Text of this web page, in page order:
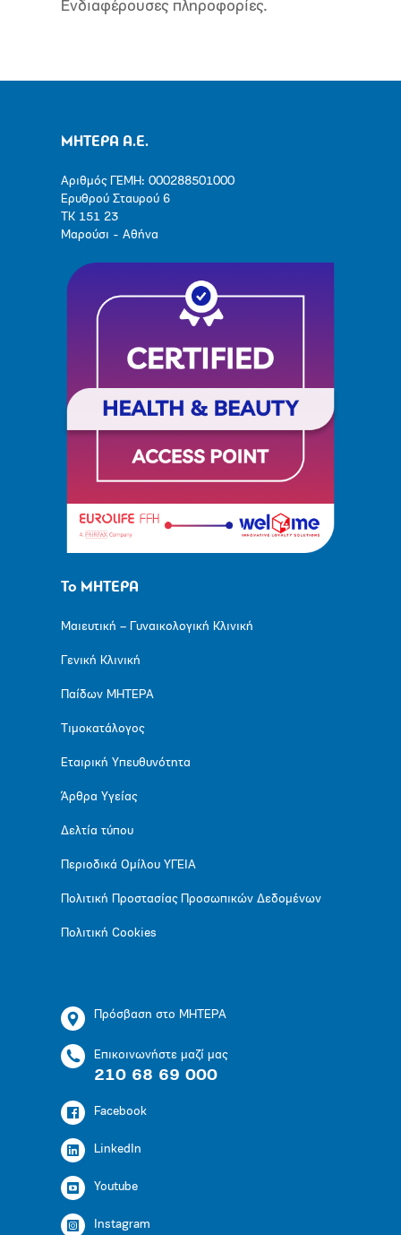
Ενδιαφέρουσες πληροφορίες.
ΜΗΤΕΡΑ Α.Ε.
Αριθμός ΓΕΜΗ: 000288501000
Ερυθρού Σταυρού 6
ΤΚ 151 23
Μαρούσι - Αθήνα
Το ΜΗΤΕΡΑ
Μαιευτική – Γυναικολογική Κλινική
Γενική Κλινική
Παίδων ΜΗΤΕΡΑ
Τιμοκατάλογος
Εταιρική Υπευθυνότητα
Άρθρα Υγείας
Δελτία τύπου
Περιοδικά Ομίλου ΥΓΕΙΑ
Πολιτική Προστασίας Προσωπικών Δεδομένων
Πολιτική Cookies
Πρόσβαση στο ΜΗΤΕΡΑ
Επικοινωνήστε μαζί μας
210 68 69 000
Facebook
LinkedIn
Youtube
Instagram